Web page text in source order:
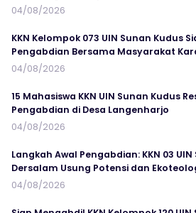
04/08/2026
KKN Kelompok 073 UIN Sunan Kudus
Pengabdian Bersama Masyarakat
04/08/2026
15 Mahasiswa KKN UIN Sunan Kudus
Pengabdian di Desa Langenharjo
04/08/2026
Langkah Awal Pengabdian: KKN 03
Dersalam Usung Potensi dan
04/08/2026